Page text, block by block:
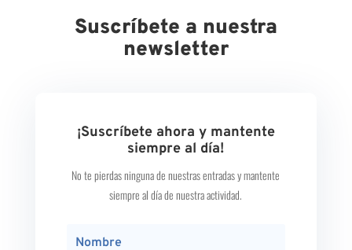
Suscríbete a nuestra
newsletter
¡Suscríbete ahora y mantente
siempre al día!
No te pierdas ninguna de nuestras entradas y mantente
siempre al día de nuestra actividad.